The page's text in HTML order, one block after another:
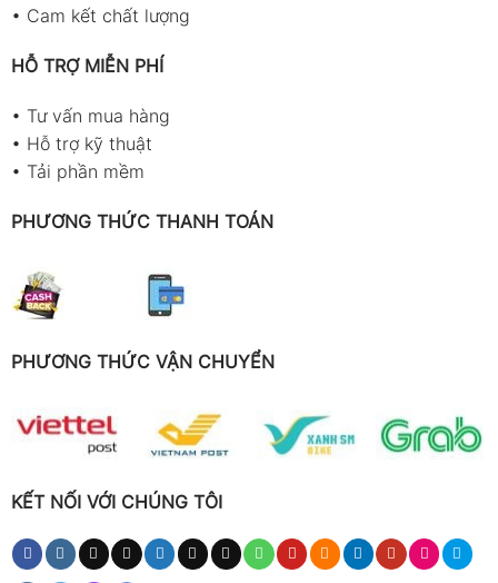
• Cam kết chất lượng
HỖ TRỢ MIỄN PHÍ
• Tư vấn mua hàng
• Hỗ trợ kỹ thuật
• Tải phần mềm
PHƯƠNG THỨC THANH TOÁN
PHƯƠNG THỨC VẬN CHUYỂN
KẾT NỐI VỚI CHÚNG TÔI